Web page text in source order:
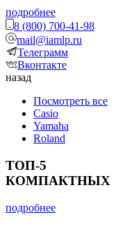
подробнее
8 (800) 700-41-98
mail@iamlp.ru
Телеграмм
Вконтакте
назад
Посмотреть все
Casio
Yamaha
Roland
ТОП-5
КОМПАКТНЫХ
подробнее